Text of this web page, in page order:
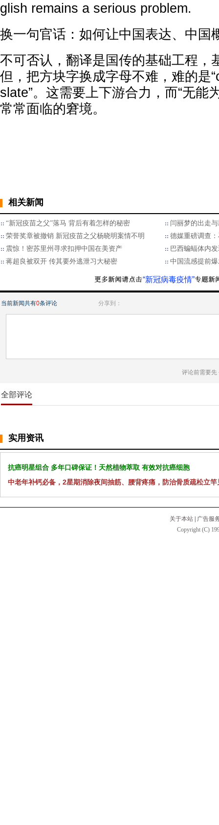
glish remains a serious problem.
换一句官话：如何让中国表达、中国
不可否认，翻译是国传的基础工程，
但，把方块字换成字母不难，难的是
slate”。这需要上下游合力，而“无能
常常面临的窘境。
相关新闻
“新冠疫苗之父”落马 背后有着怎样的秘密
闫丽梦的出走
荣誉奖章被撤销 新冠疫苗之父杨晓明案情不明
德媒重磅调查
震惊！密苏里州寻求扣押中国在美资产
巴西蝙蝠体内
蒋超良被双开 传其要外逃泄习大秘密
中国流感提前
“新冠病毒疫情”
当前新闻共有0条评论 分享到：
评论前需要先
全部评论
实用资讯
抗癌明星组合 多年口碑保证！天然植物萃取 有效对抗癌细胞
中老年补钙必备，2星期消除夜间抽筋、腰背疼痛，防治骨质疏松立竿
关于本站
广告服
Copyright (C)